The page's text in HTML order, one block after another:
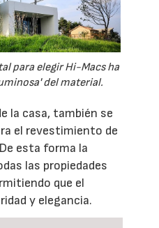
para elegir Hi-Macs ha
del material.
la casa, también se
el revestimiento de
esta forma la
las propiedades
que el
y elegancia.